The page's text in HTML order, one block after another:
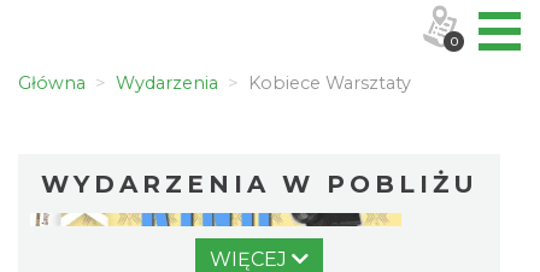
Główna Wydarzenia Kobiece Warsztaty
WYDARZENIA W POBLIŻU
WIĘCEJ
0